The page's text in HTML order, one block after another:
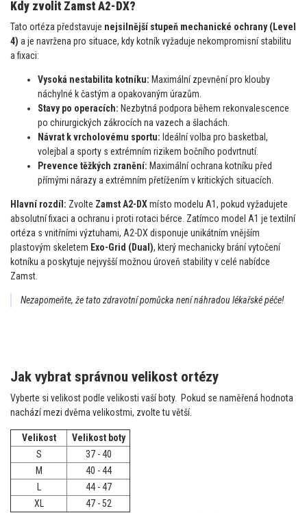
Kdy zvolit Zamst A2-DX?
Tato ortéza představuje nejsilnější stupeň mechanické ochrany (Level
4) a je navržena pro situace, kdy kotník vyžaduje nekompromisní stabilitu
a fixaci:
Vysoká nestabilita kotníku: Maximální zpevnění pro klouby
náchylné k častým a opakovaným úrazům.
Stavy po operacích: Nezbytná podpora během rekonvalescence
po chirurgických zákrocích na vazech a šlachách.
Návrat k vrcholovému sportu: Ideální volba pro basketbal,
volejbal a sporty s extrémním rizikem bočního podvrtnutí.
Prevence těžkých zranění: Maximální ochrana kotníku před
přímými nárazy a extrémním přetížením v kritických situacích.
Hlavní rozdíl: Zvolte Zamst A2-DXmísto modelu A1, pokud vyžadujete
absolutní fixaci a ochranu i proti rotaci bérce. Zatímco model A1 je textilní
ortéza s vnitřními výztuhami, A2-DX disponuje unikátním vnějším
plastovým skeletem Exo-Grid (Dual), který mechanicky brání vytočení
kotníku a poskytuje nejvyšší možnou úroveň stability v celé nabídce
Zamst.
Nezapomeňte, že tato zdravotní pomůcka není náhradou lékařské péče!
Jak vybrat správnou velikost ortézy
Vyberte si velikost podle velikosti vaší boty. Pokud se naměřená hodnota
nachází mezi dvěma velikostmi, zvolte tu větší.
Velikost
Velikost boty
S
37 - 40
M
40 - 44
L
44 - 47
XL
47 - 52